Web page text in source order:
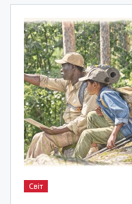
Світ